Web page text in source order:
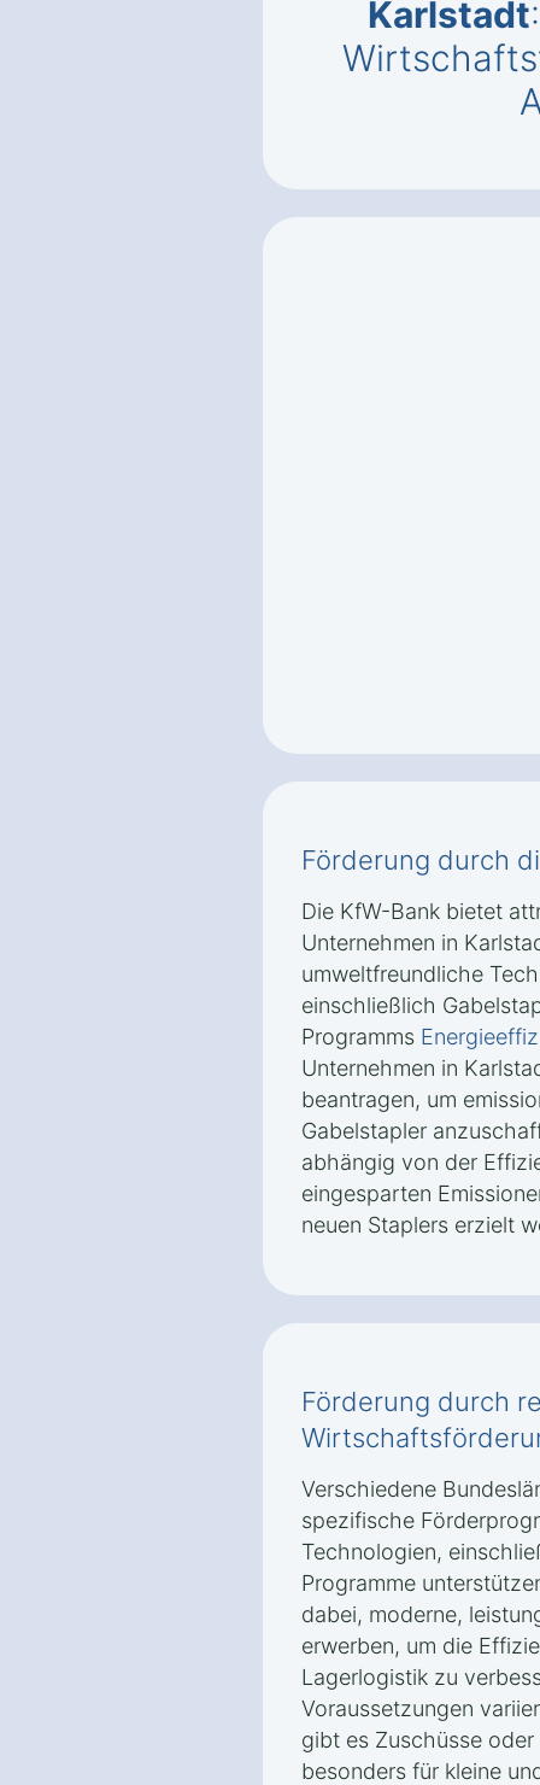
Karlstadt
Förderung durch
Die KfW-Bank bietet
Unternehmen in
umweltfreundliche
einschließlich
Programms
Unternehmen in
beantragen, um
Gabelstapler
abhängig von der
eingesparten
neuen Staplers erzielt
Förderung durch
Verschiedene
spezifische
Technologien,
Programme
dabei, moderne,
erwerben, um die
Lagerlogistik zu
Voraussetzungen
gibt es Zuschüsse
besonders für kleine